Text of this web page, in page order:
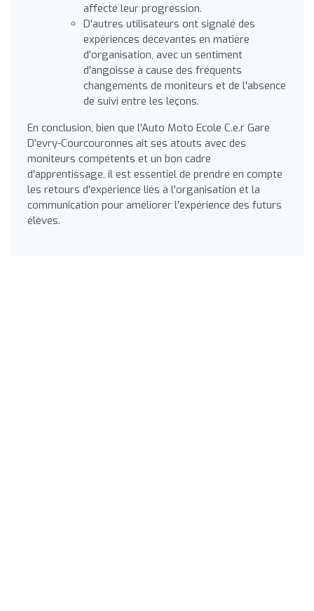
affecté leur progression.
D'autres utilisateurs ont signalé des
expériences décevantes en matière
d'organisation, avec un sentiment
d'angoisse à cause des fréquents
changements de moniteurs et de l'absence
de suivi entre les leçons.
En conclusion, bien que l'Auto Moto Ecole C.e.r Gare
D'evry-Courcouronnes ait ses atouts avec des
moniteurs compétents et un bon cadre
d'apprentissage, il est essentiel de prendre en compte
les retours d'expérience liés à l'organisation et la
communication pour améliorer l'expérience des futurs
élèves.